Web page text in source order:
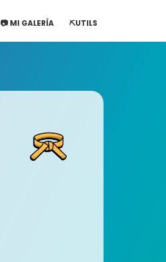
📷 MI GALERÍA ⛏️UTILS